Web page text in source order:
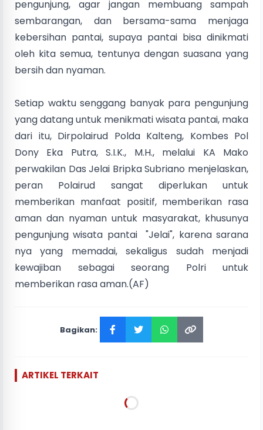
pengunjung, agar jangan membuang sampah
sembarangan, dan bersama-sama menjaga
kebersihan pantai, supaya pantai bisa dinikmati
oleh kita semua, tentunya dengan suasana yang
bersih dan nyaman.
‎Setiap waktu senggang banyak para pengunjung
yang datang untuk menikmati wisata pantai, maka
dari itu, Dirpolairud Polda Kalteng, Kombes Pol
Dony Eka Putra, S.I.K., M.H., melalui KA Mako
perwakilan Das Jelai Bripka Subriano menjelaskan,
peran Polairud sangat diperlukan untuk
memberikan manfaat positif, memberikan rasa
aman dan nyaman untuk masyarakat, khusunya
pengunjung wisata pantai "Jelai", karena sarana
nya yang memadai, sekaligus sudah menjadi
kewajiban sebagai seorang Polri untuk
memberikan rasa aman.(AF)
Bagikan:
ARTIKEL TERKAIT